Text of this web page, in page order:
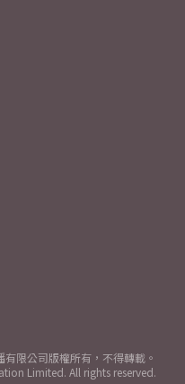
有限公司版權所有，不得轉載。
Limited. All rights reserved.